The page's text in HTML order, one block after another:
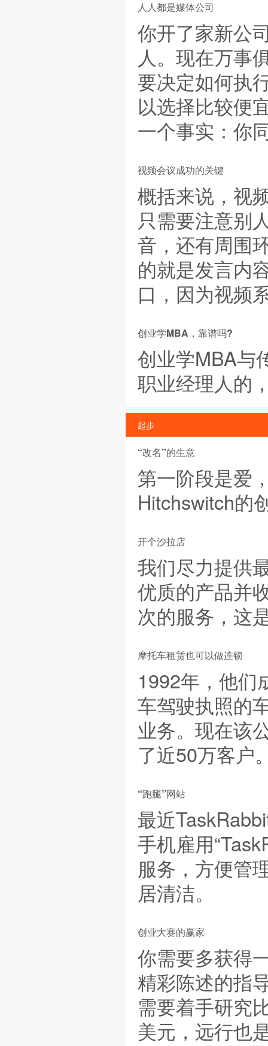
人人都是媒体公司
你开了家新公
人。现在万事
要决定如何执
以选择比较便
一个事实：你
视频会议成功的关键
概括来说，视
只需要注意别
音，还有周围
的就是发言内
口，因为视频
创业学MBA，靠谱吗?
创业学MBA与
职业经理人的
起步
“改名”的生意
第一阶段是爱
Hitchswitch的
开个沙拉店
我们尽力提供
优质的产品并
次的服务，这
摩托车租赁也可以做连锁
1992年，他们
车驾驶执照的
业务。现在该
了近50万客户
“跑腿”网站
最近
手机雇用
服务，方便管
居清洁。
创业大赛的赢家
你需要多获得
精彩陈述的指
需要着手研究
美元，远行也